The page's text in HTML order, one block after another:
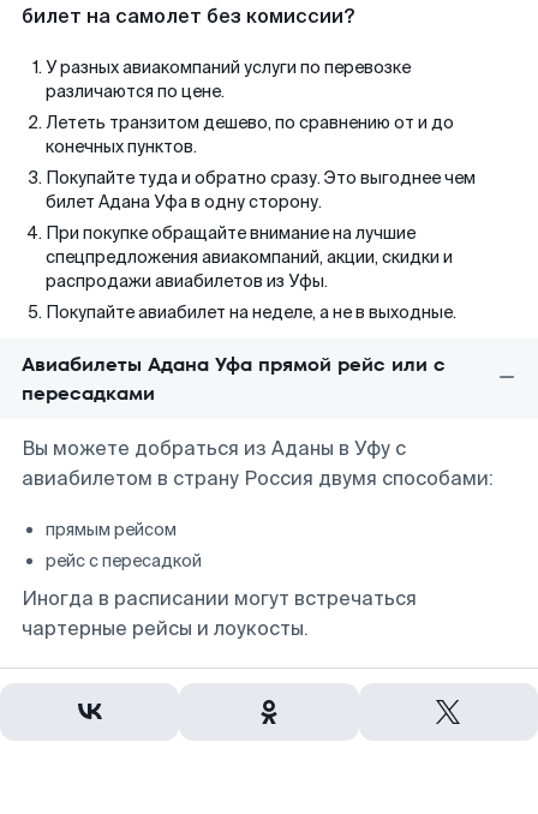
билет на самолет без комиссии?
У разных авиакомпаний услуги по перевозке
различаются по цене.
Лететь транзитом дешево, по сравнению от и до
конечных пунктов.
Покупайте туда и обратно сразу. Это выгоднее чем
билет Адана Уфа в одну сторону.
При покупке обращайте внимание на лучшие
спецпредложения авиакомпаний, акции, скидки и
распродажи авиабилетов из Уфы.
Покупайте авиабилет на неделе, а не в выходные.
Авиабилеты Адана Уфа прямой рейс или с
пересадками
Вы можете добраться из Аданы в Уфу с
авиабилетом в страну Россия двумя способами:
прямым рейсом
рейс с пересадкой
Иногда в расписании могут встречаться
чартерные рейсы и лоукосты.